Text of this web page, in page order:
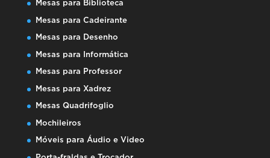
Mesas para Biblioteca
Mesas para Cadeirante
Mesas para Desenho
Mesas para Informática
Mesas para Professor
Mesas para Xadrez
Mesas Quadrifoglio
Mochileiros
Móveis para Áudio e Video